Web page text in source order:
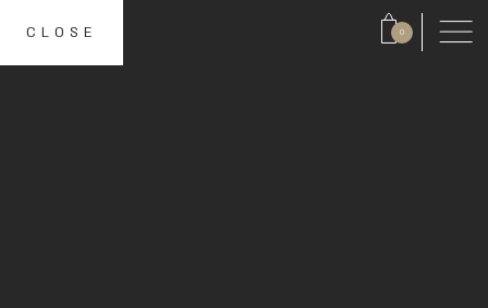
0
CLOSE